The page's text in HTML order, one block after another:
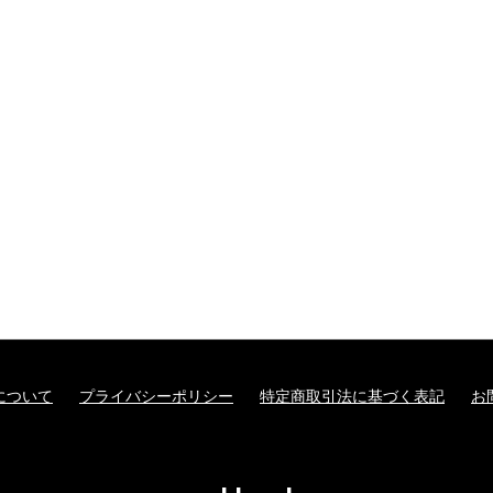
ついて プライバシーポリシー 特定商取引法に基づく表記 お